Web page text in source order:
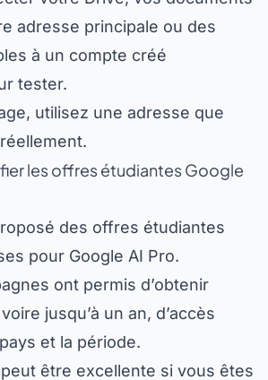
adresse principale ou des
à un compte créé
tester.
utilisez une adresse que
les offres étudiantes Google
des offres étudiantes
pour Google AI Pro.
ont permis d’obtenir
jusqu’à un an, d’accès
et la période.
être excellente si vous êtes